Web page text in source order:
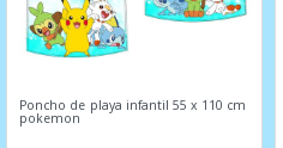
Poncho de playa infantil 55 x 110 cm
pokemon